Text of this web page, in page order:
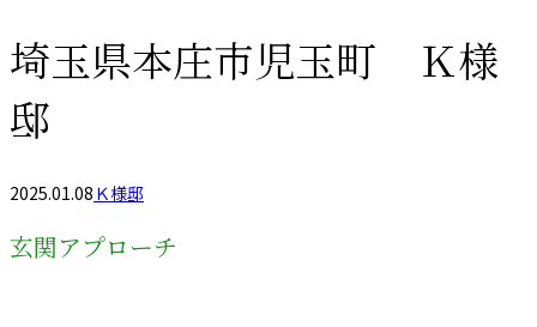
埼玉県本庄市児玉町 Ｋ様
邸
2025.01.08 Ｋ様邸
玄関アプローチ